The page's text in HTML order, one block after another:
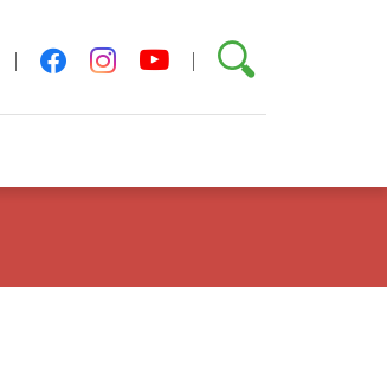
facebookinstagram
youtube
搜尋